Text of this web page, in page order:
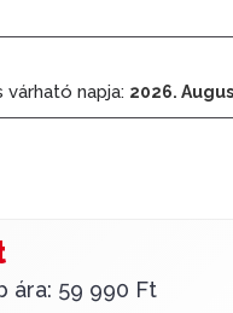
napja: 2026.
ára: 59 990 Ft